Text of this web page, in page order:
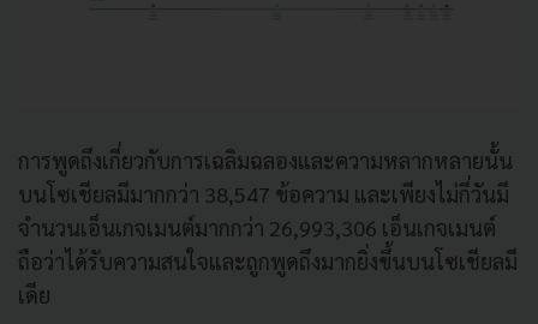
การพูดถึงเกี่ยวกับการเฉลิมฉลองและความหลากหลายนั้น
บนโซเชียลมีมากกว่า 38,547 ข้อความ และเพียงไม่กี่วันมี
จำนวนเอ็นเกจเมนต์มากกว่า 26,993,306 เอ็นเกจเมนต์
ถือว่าได้รับความสนใจและถูกพูดถึงมากยิ่งขึ้นบนโซเชียลมี
เดีย